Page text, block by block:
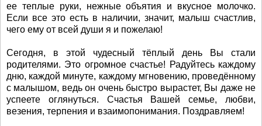
ее теплые руки, нежные объятия и вкусное молочко.
Если все это есть в наличии, значит, малыш счастлив,
чего ему от всей души я и пожелаю!
Сегодня, в этой чудесный тёплый день Вы стали
родителями. Это огромное счастье! Радуйтесь каждому
дню, каждой минуте, каждому мгновению, проведённому
с малышом, ведь он очень быстро вырастет, Вы даже не
успеете оглянуться. Счастья Вашей семье, любви,
везения, терпения и взаимопонимания. Поздравляем!